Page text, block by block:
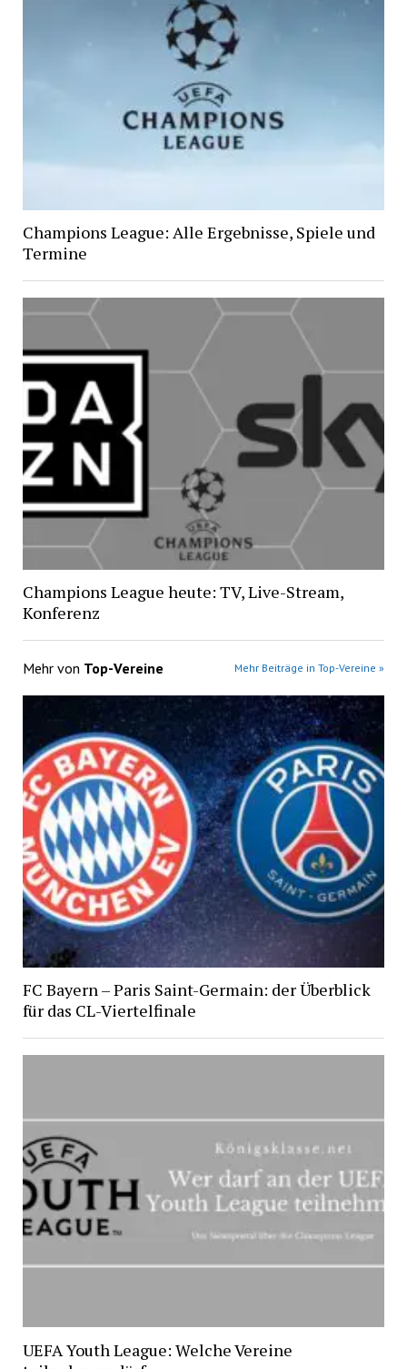
Champions League: Alle Ergebnisse, Spiele und
Termine
Champions League heute: TV, Live-Stream,
Konferenz
Mehr von Top-Vereine Mehr Beiträge in Top-Vereine »
FC Bayern – Paris Saint-Germain: der Überblick
für das CL-Viertelfinale
UEFA Youth League: Welche Vereine